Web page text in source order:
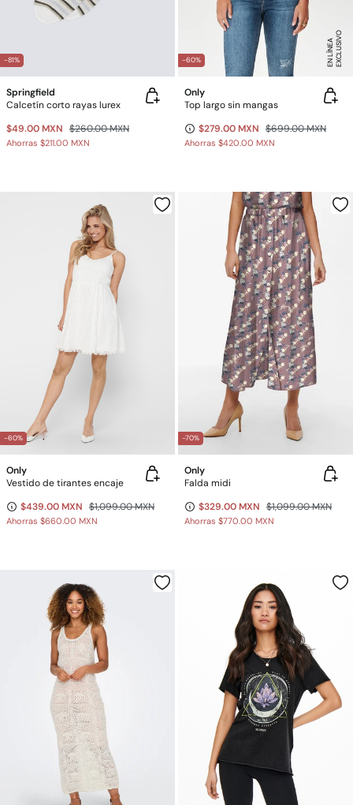
-81%
Springfield
Calcetín corto rayas lurex
$49.00 MXN $260.00 MXN
Ahorras $211.00 MXN
-60% E
X
C
L
U
SI
V
O
E
N
LÍ
N
E
A
Only
Top largo sin mangas
$279.00 MXN $699.00 MXN
Ahorras $420.00 MXN
-60%
Only
Vestido de tirantes encaje
$439.00 MXN $1,099.00 MXN
Ahorras $660.00 MXN
-70%
Only
Falda midi
$329.00 MXN $1,099.00 MXN
Ahorras $770.00 MXN